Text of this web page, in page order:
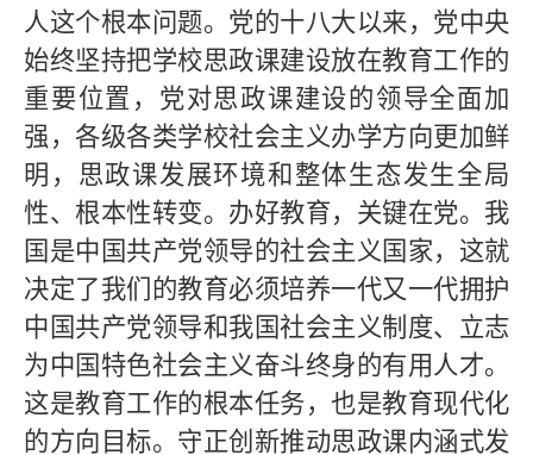
人这个根本问题。党的十八大以来，党中央
始终坚持把学校思政课建设放在教育工作的
重要位置，党对思政课建设的领导全面加
强，各级各类学校社会主义办学方向更加鲜
明，思政课发展环境和整体生态发生全局
性、根本性转变。办好教育，关键在党。我
国是中国共产党领导的社会主义国家，这就
决定了我们的教育必须培养一代又一代拥护
中国共产党领导和我国社会主义制度、立志
为中国特色社会主义奋斗终身的有用人才。
这是教育工作的根本任务，也是教育现代化
的方向目标。守正创新推动思政课内涵式发